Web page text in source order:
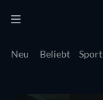
Neu Beliebt Sport